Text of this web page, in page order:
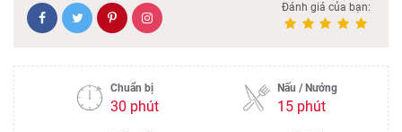
Đánh giá của bạn:
Chuẩn bị
30 phút
Nấu / Nướng
15 phút